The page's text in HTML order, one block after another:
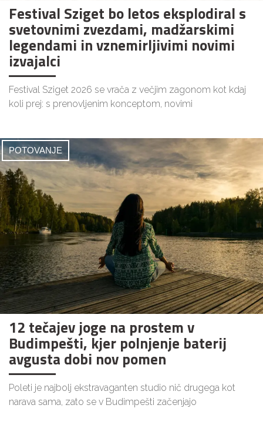
Festival Sziget bo letos eksplodiral s
svetovnimi zvezdami, madžarskimi
legendami in vznemirljivimi novimi
izvajalci
Festival Sziget 2026 se vrača z večjim zagonom kot kdaj
koli prej: s prenovljenim konceptom, novimi
POTOVANJE
12 tečajev joge na prostem v
Budimpešti, kjer polnjenje baterij
avgusta dobi nov pomen
Poleti je najbolj ekstravaganten studio nič drugega kot
narava sama, zato se v Budimpešti začenjajo